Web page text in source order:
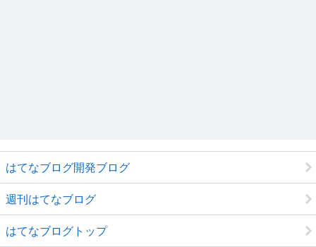
はてなブログ開発ブログ
週刊はてなブログ
はてなブログトップ